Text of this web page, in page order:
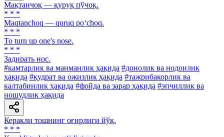
Мақтанчоқ — қуруқ пўчоқ.
* * *
Maqtanchoq — quruq po‘choq.
* * *
To turn up one's nose.
* * *
Задирать нос.
#камтарлик ва манманлик ҳақида #донолик ва нодонлик
ҳақида #қудрат ва ожизлик ҳақида #тажрибакорлик ва
калтабинлик ҳақида #фойда ва зарар ҳақида #эпчиллик ва
ношудлик ҳақида
Керакли тошнинг оғирлиги йўқ.
* * *